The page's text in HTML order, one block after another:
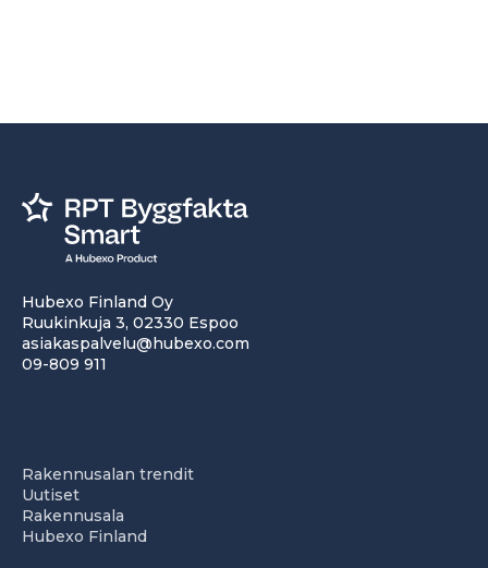
Hubexo Finland Oy
Ruukinkuja 3, 02330 Espoo
asiakaspalvelu@hubexo.com
09-809 911
Rakennusalan trendit
Uutiset
Rakennusala
Hubexo Finland